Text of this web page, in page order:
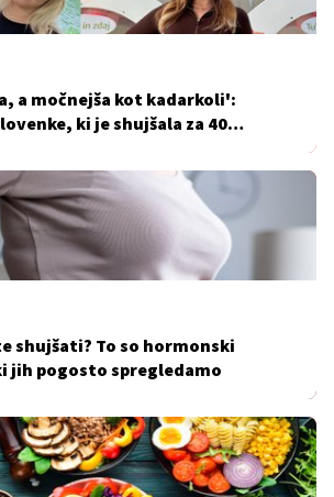
a močnejša kot kadarkoli':
ki je shujšala za 40
shujšati? To so hormonski
jih pogosto spregledamo